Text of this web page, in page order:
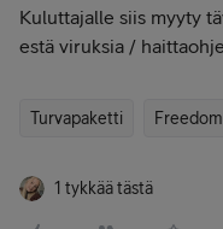
Kuluttajalle siis myyty
estä viruksia /
Turvapaketti
1 tykkää tästä